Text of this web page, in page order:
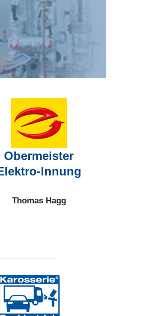
Obermeister
Innung
Thomas Hagg